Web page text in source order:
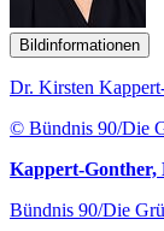
Bildinformationen
Dr. Kirsten
© Bündnis 90/Die
Kappert-Gonther,
Bündnis 90/Die